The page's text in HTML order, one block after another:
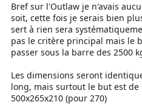
Bref sur l'Outlaw je n'avais
soit, cette fois je serais bien
sert à rien sera
pas le critère principal mais le
passer sous la barre des 2500
Les dimensions seront
long, mais surtout le but est
500x265x210 (pour 270)